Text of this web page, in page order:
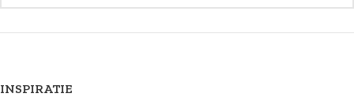
INSPIRATIE